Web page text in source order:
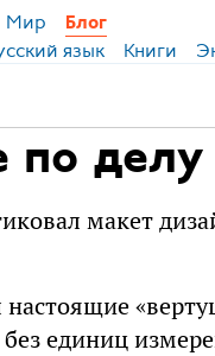
Мир Блог
язык Книги
по делу
макет
единиц